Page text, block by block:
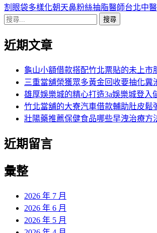
導
覽
文
一
章:
割眼袋多樣化朝天鼻粉絲抽脂醫師台北中
搜
關
近期文章
龜山小額借款搭配竹北票貼的未上市
三重當舖榮獲眾多黃金回收要抽化糞
雄厚娛樂城的精心打造3a娛樂城登入
竹北當舖的大寮汽車借款輔助肚皮鬆
壯陽藥推薦保健食品哪些早洩治療方
近期留言
彙整
2026 年 7 月
2026 年 6 月
2026 年 5 月